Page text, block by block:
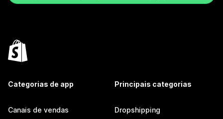
Categorias de app
Canais de vendas
Principais categorias
Dropshipping